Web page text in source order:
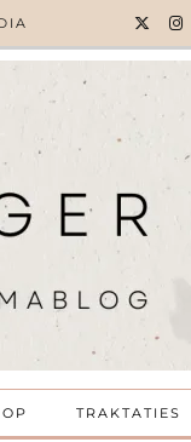
TRAKTATIES